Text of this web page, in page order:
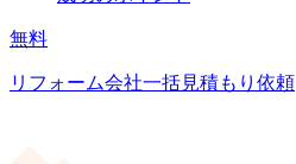
無料
リフォーム会社一括見積もり依頼